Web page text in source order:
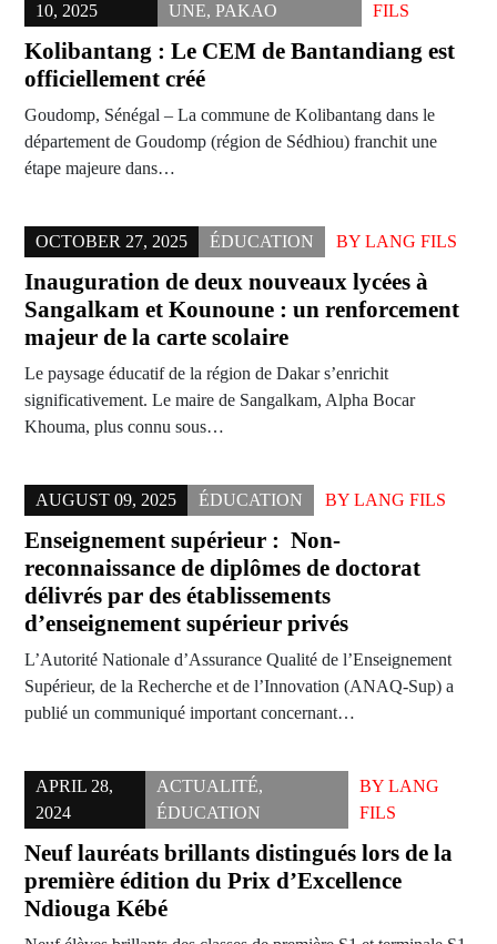
10, 2025
UNE,PAKAO
FILS
Kolibantang : Le CEM de Bantandiang est
officiellement créé
Goudomp, Sénégal – La commune de Kolibantang dans le
département de Goudomp (région de Sédhiou) franchit une
étape majeure dans…
OCTOBER 27, 2025 ÉDUCATION BY LANG FILS
Inauguration de deux nouveaux lycées à
Sangalkam et Kounoune : un renforcement
majeur de la carte scolaire
Le paysage éducatif de la région de Dakar s’enrichit
significativement. Le maire de Sangalkam, Alpha Bocar
Khouma, plus connu sous…
AUGUST 09, 2025 ÉDUCATION BY LANG FILS
Enseignement supérieur : Non-
reconnaissance de diplômes de doctorat
délivrés par des établissements
d’enseignement supérieur privés
L’Autorité Nationale d’Assurance Qualité de l’Enseignement
Supérieur, de la Recherche et de l’Innovation (ANAQ-Sup) a
publié un communiqué important concernant…
APRIL 28,
2024
ACTUALITÉ,
ÉDUCATION
BYLANG
FILS
Neuf lauréats brillants distingués lors de la
première édition du Prix d’Excellence
Ndiouga Kébé